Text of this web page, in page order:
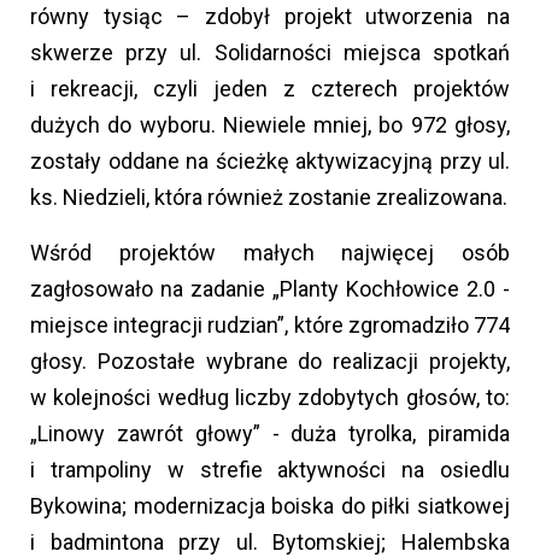
równy tysiąc – zdobył projekt utworzenia na
skwerze przy ul. Solidarności miejsca spotkań
i rekreacji, czyli jeden z czterech projektów
dużych do wyboru. Niewiele mniej, bo 972 głosy,
zostały oddane na ścieżkę aktywizacyjną przy ul.
ks. Niedzieli, która również zostanie zrealizowana.
Wśród projektów małych najwięcej osób
zagłosowało na zadanie „Planty Kochłowice 2.0 -
miejsce integracji rudzian”, które zgromadziło 774
głosy. Pozostałe wybrane do realizacji projekty,
w kolejności według liczby zdobytych głosów, to:
„Linowy zawrót głowy” - duża tyrolka, piramida
i trampoliny w strefie aktywności na osiedlu
Bykowina; modernizacja boiska do piłki siatkowej
i badmintona przy ul. Bytomskiej; Halembska